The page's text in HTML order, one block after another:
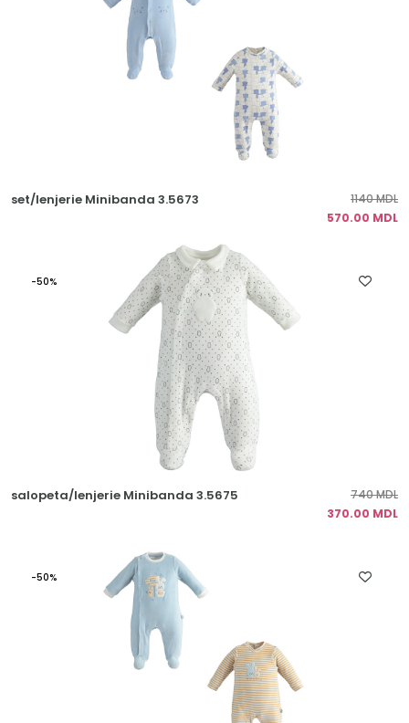
set/lenjerie Minibanda 3.5673
1140 MDL
570.00 MDL
-50%
salopeta/lenjerie Minibanda 3.5675
740 MDL
370.00 MDL
-50%